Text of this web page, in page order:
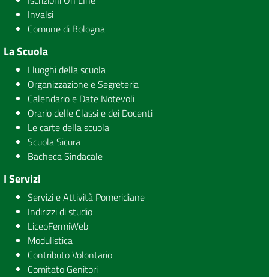
Invalsi
Comune di Bologna
La Scuola
I luoghi della scuola
Organizzazione e Segreteria
Calendario e Date Notevoli
Orario delle Classi e dei Docenti
Le carte della scuola
Scuola Sicura
Bacheca Sindacale
I Servizi
Servizi e Attività Pomeridiane
Indirizzi di studio
LiceoFermiWeb
Modulistica
Contributo Volontario
Comitato Genitori